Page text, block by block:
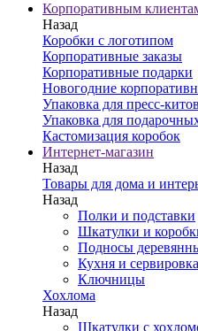
Корпоративным
Назад
Коробки с логотипом
Корпоративные заказы
Корпоративные подарки
Новогодние
Упаковка для пресс-китов
Упаковка для
Кастомизация коробок
Интернет-магазин
Назад
Товары для дома и
Назад
Полки и подставки
Шкатулки и
Подносы
Кухня и сервировка
Ключницы
Хохлома
Назад
Шкатулки с